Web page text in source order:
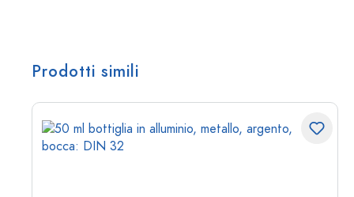
Prodotti simili